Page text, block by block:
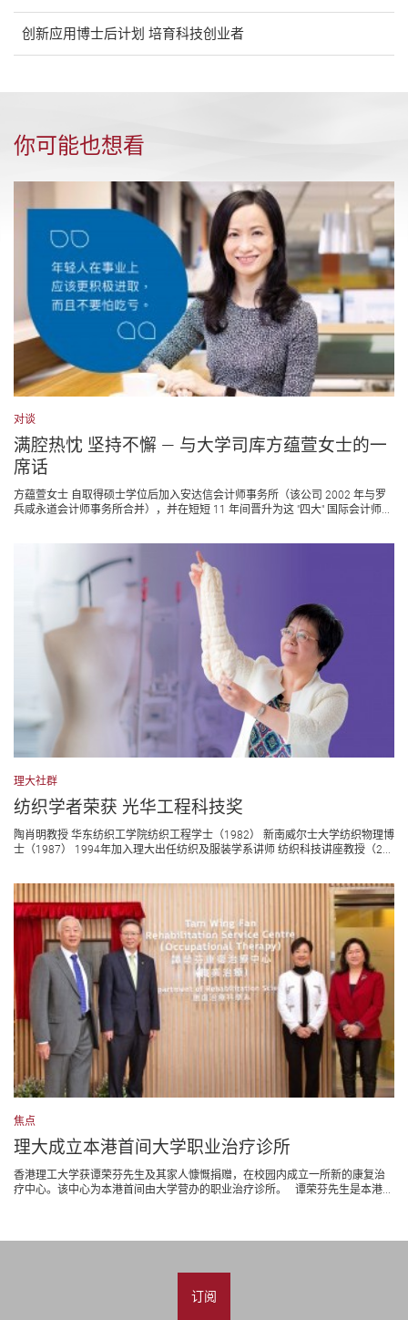
创新应用博士后计划 培育科技创业者
你可能也想看
对谈
满腔热忱 坚持不懈 — 与大学司库方蕴萱女士的一
席话
方蕴萱女士 自取得硕士学位后加入安达信会计师事务所（该公司 2002 年与罗
兵咸永道会计师事务所合并），并在短短 11 年间晋升为这 "四大" 国际会计师...
理大社群
纺织学者荣获 光华工程科技奖
陶肖明教授 华东纺织工学院纺织工程学士（1982） 新南威尔士大学纺织物理博
士（1987） 1994年加入理大出任纺织及服装学系讲师 纺织科技讲座教授（2...
焦点
理大成立本港首间大学职业治疗诊所
香港理工大学获谭荣芬先生及其家人慷慨捐赠，在校园内成立一所新的康复治
疗中心。该中心为本港首间由大学营办的职业治疗诊所。 谭荣芬先生是本港...
订阅